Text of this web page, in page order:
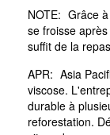
NOTE: Grâce
se froisse
suffit de la
APR: Asia
viscose.
durable à
reforestation.